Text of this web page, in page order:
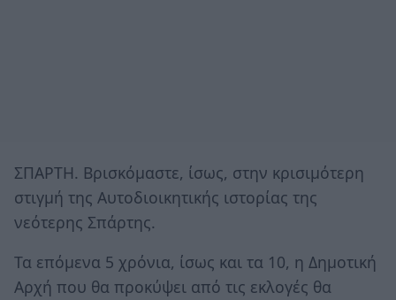
ΣΠΑΡΤΗ. Βρισκόμαστε, ίσως, στην κρισιμότερη
στιγμή της Αυτοδιοικητικής ιστορίας της
νεότερης Σπάρτης.
Τα επόμενα 5 χρόνια, ίσως και τα 10, η Δημοτική
Αρχή που θα προκύψει από τις εκλογές θα